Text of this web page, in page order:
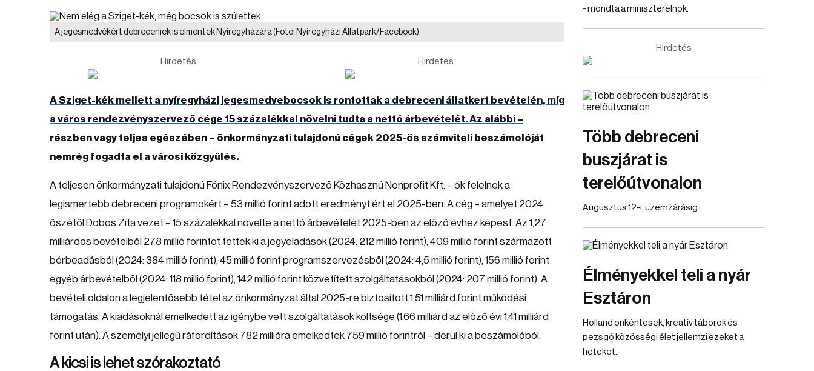
A jegesmedvékért debreceniek is elmentek Nyíregyházára(Fotó: Nyíregyházi Állatpark/Facebook)
Hirdetés Hirdetés
A Sziget-kék mellett a nyíregyházi jegesmedvebocsok is rontottak a debreceni állatkert bevételén, míg
a város rendezvényszervező cége 15 százalékkal növelni tudta a nettó árbevételét. Az alábbi –
részben vagy teljes egészében – önkormányzati tulajdonú cégek 2025-ös számviteli beszámolóját
nemrég fogadta el a városi közgyűlés.
A teljesen önkormányzati tulajdonú Főnix Rendezvényszervező Közhasznú Nonprofit Kft. – ők felelnek a
legismertebb debreceni programokért – 53 millió forint adott eredményt ért el 2025-ben. A cég – amelyet 2024
őszétől Dobos Zita vezet – 15 százalékkal növelte a nettó árbevételét 2025-ben az előző évhez képest. Az 1,27
milliárdos bevételből 278 millió forintot tettek ki a jegyeladások (2024: 212 millió forint), 409 millió forint származott
bérbeadásból (2024: 384 millió forint), 45 millió forint programszervezésből (2024: 4,5 millió forint), 156 millió forint
egyéb árbevételből (2024: 118 millió forint), 142 millió forint közvetített szolgáltatásokból (2024: 207 millió forint). A
bevételi oldalon a legjelentősebb tétel az önkormányzat által 2025-re biztosított 1,51 milliárd forint működési
támogatás. A kiadásoknál emelkedett az igénybe vett szolgáltatások költsége (1,66 milliárd az előző évi 1,41 milliárd
forint után). A személyi jellegű ráfordítások 782 millióra emelkedtek 759 millió forintról – derül ki a beszámolóból.
A kicsi is lehet szórakoztató
- mondta a miniszterelnök.
Hirdetés
Több debreceni
buszjárat is
terelőútvonalon
Augusztus 12-i, üzemzárásig.
Élményekkel teli a nyár
Esztáron
Holland önkéntesek, kreatív táborok és
pezsgő közösségi élet jellemzi ezeket a
heteket.